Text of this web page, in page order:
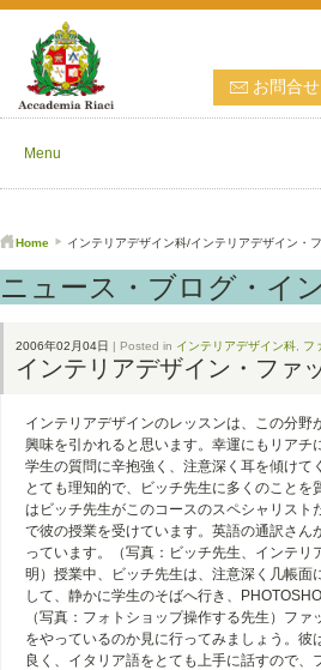
お問合せ
Menu
Home インテリアデザイン科/インテリアデザイン・
ニュース・ブログ・イ
2006年02月04日 | Posted in インテリアデザイン科 フ
インテリアデザイン・ファ
インテリアデザインのレッスンは、この分野
興味を引かれると思います。幸運にもリアチ
学生の質問に辛抱強く、注意深く耳を傾けて
とても理知的で、ビッチ先生に多くのことを
はビッチ先生がこのコースのスペシャリスト
で彼の授業を受けています。英語の通訳さん
っています。（写真：ビッチ先生、インテリ
明）授業中、ビッチ先生は、注意深く几帳面
して、静かに学生のそばへ行き、
（写真：フォトショップ操作する先生）フ
をやっているのか見に行ってみましょう。彼
良く、イタリア語をとても上手に話すので、